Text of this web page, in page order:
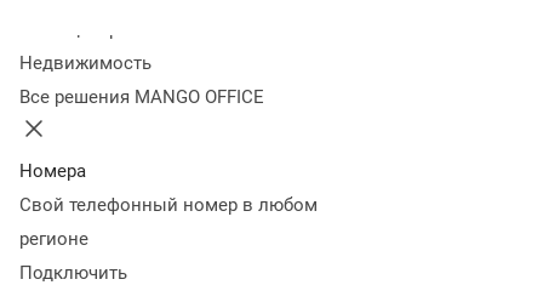
Недвижимость
Все решения MANGO OFFICE
Номера
Свой телефонный номер в любом
регионе
Подключить